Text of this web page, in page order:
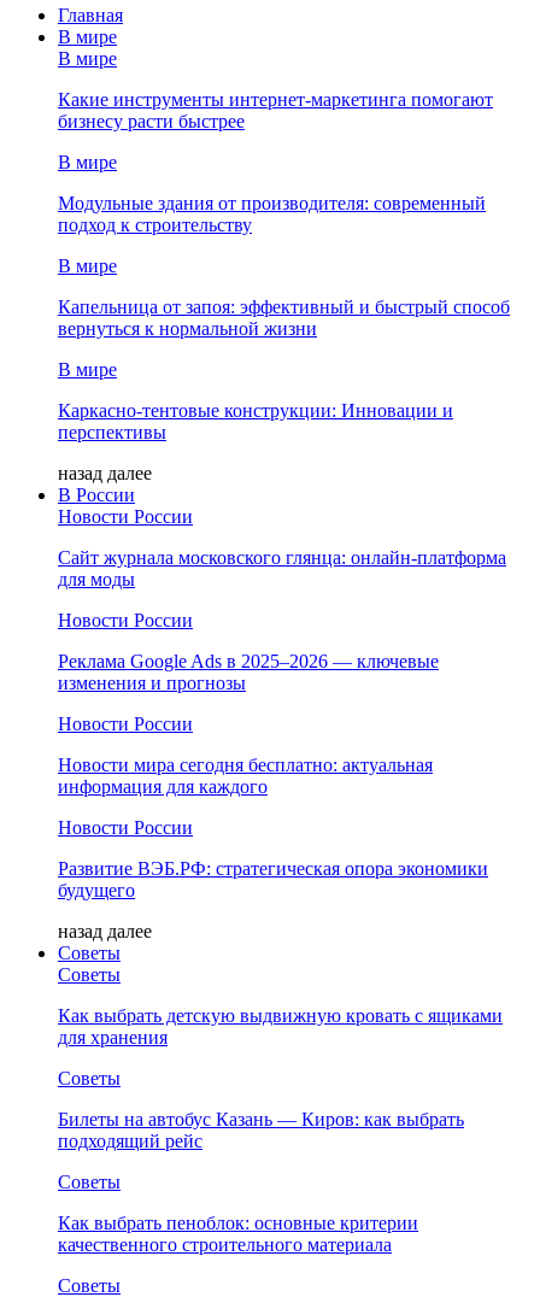
Главная
В мире
В мире
Какие инструменты интернет-маркетинга помогают
бизнесу расти быстрее
В мире
Модульные здания от производителя: современный
подход к строительству
В мире
Капельница от запоя: эффективный и быстрый способ
вернуться к нормальной жизни
В мире
Каркасно-тентовые конструкции: Инновации и
перспективы
назад далее
В России
Новости России
Сайт журнала московского глянца: онлайн‑платформа
для моды
Новости России
Реклама Google Ads в 2025–2026 — ключевые
изменения и прогнозы
Новости России
Новости мира сегодня бесплатно: актуальная
информация для каждого
Новости России
Развитие ВЭБ.РФ: стратегическая опора экономики
будущего
назад далее
Советы
Советы
Как выбрать детскую выдвижную кровать с ящиками
для хранения
Советы
Билеты на автобус Казань — Киров: как выбрать
подходящий рейс
Советы
Как выбрать пеноблок: основные критерии
качественного строительного материала
Советы